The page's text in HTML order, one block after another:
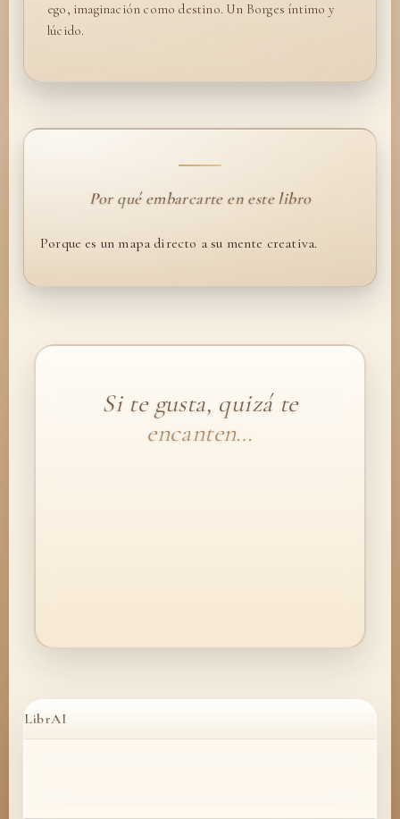
ego, imaginación como destino. Un Borges íntimo y
lúcido.
Por qué embarcarte en este libro
Porque es un mapa directo a su mente creativa.
Si te gusta, quizá te
encanten…
LibrAI